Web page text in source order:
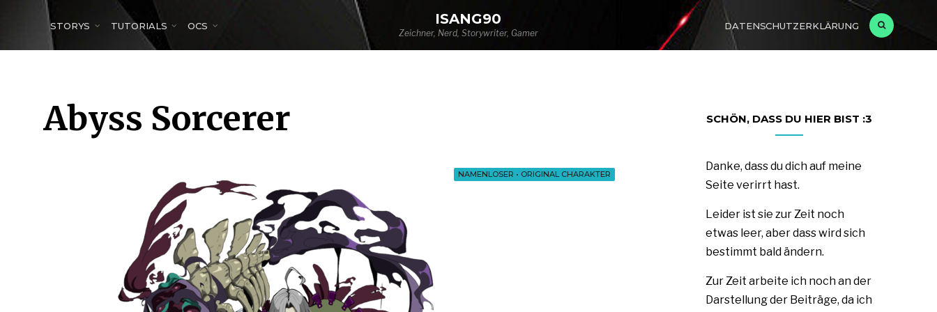
ISANG90
Zeichner, Nerd, Storywriter, Gamer
STORYS TUTORIALS OCS DATENSCHUTZERKLÄRUNG
Abyss Sorcerer
NAMENLOSER • ORIGINAL CHARAKTER
SCHÖN, DASS DU HIER BIST :3
Danke, dass du dich auf meine
Seite verirrt hast.
Leider ist sie zur Zeit noch
etwas leer, aber dass wird sich
bestimmt bald ändern.
Zur Zeit arbeite ich noch an der
Darstellung der Beiträge, da ich